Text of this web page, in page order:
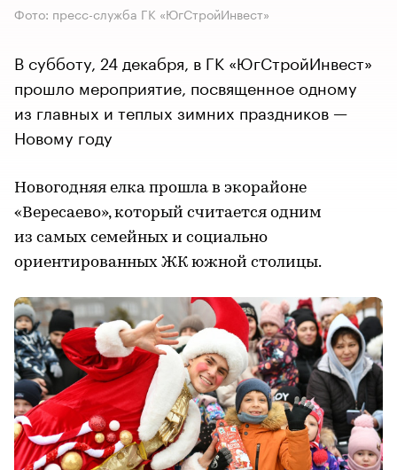
Фото: пресс-служба ГК «ЮгСтройИнвест»
В субботу, 24 декабря, в ГК «ЮгСтройИнвест»
прошло мероприятие, посвященное одному
из главных и теплых зимних праздников —
Новому году
Новогодняя елка прошла в экорайоне
«Вересаево», который считается одним
из самых семейных и социально
ориентированных ЖК южной столицы.